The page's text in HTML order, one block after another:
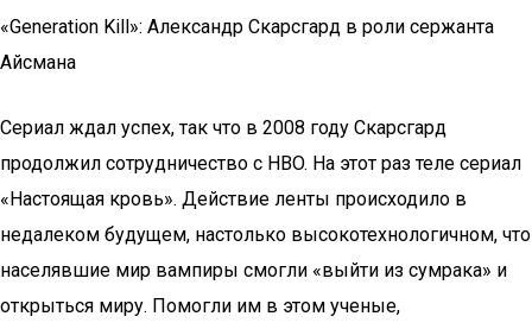
«Generation Kill»: Александр Скарсгард в роли сержанта
Айсмана
Сериал ждал успех, так что в 2008 году Скарсгард
продолжил сотрудничество с HBO. На этот раз теле сериал
«Настоящая кровь». Действие ленты происходило в
недалеком будущем, настолько высокотехнологичном, что
населявшие мир вампиры смогли «выйти из сумрака» и
открыться миру. Помогли им в этом ученые,